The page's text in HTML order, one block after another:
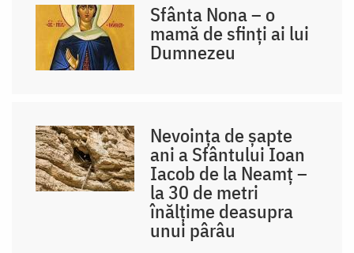
Sfânta Nona – o
mamă de sfinți ai lui
Dumnezeu
Nevoința de șapte
ani a Sfântului Ioan
Iacob de la Neamț –
la 30 de metri
înălțime deasupra
unui pârâu